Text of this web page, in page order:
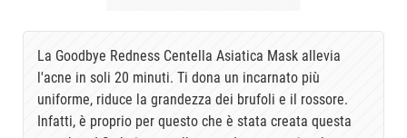
La Goodbye Redness Centella Asiatica Mask allevia
l'acne in soli 20 minuti. Ti dona un incarnato più
uniforme, riduce la grandezza dei brufoli e il rossore.
Infatti, è proprio per questo che è stata creata questa